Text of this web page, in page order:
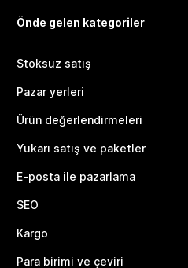
Önde gelen kategoriler
Stoksuz satış
Pazar yerleri
Ürün değerlendirmeleri
Yukarı satış ve paketler
E-posta ile pazarlama
SEO
Kargo
Para birimi ve çeviri